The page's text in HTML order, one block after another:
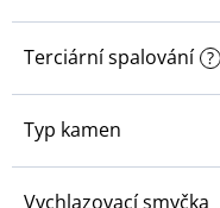
Terciární spalování ?
Typ kamen
Vychlazovací smyčka